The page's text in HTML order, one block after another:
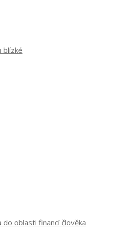
blízké
oblasti financí člověka